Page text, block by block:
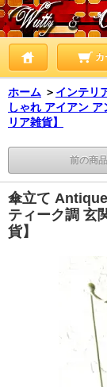
カ
ホーム ＞ インテリ
しゃれ アイアン
リア雑貨】
前の商
傘立て
ティーク調 玄
貨】